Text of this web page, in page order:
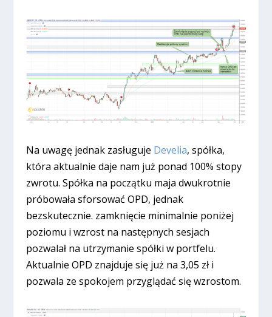
Na uwagę jednak zasługuje Develia, spółka,
która aktualnie daje nam już ponad 100% stopy
zwrotu. Spółka na początku maja dwukrotnie
próbowała sforsować OPD, jednak
bezskutecznie. zamknięcie minimalnie poniżej
poziomu i wzrost na następnych sesjach
pozwalał na utrzymanie spółki w portfelu.
Aktualnie OPD znajduje się już na 3,05 zł i
pozwala ze spokojem przyglądać się wzrostom.